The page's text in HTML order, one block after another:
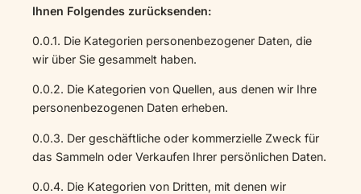
Ihnen Folgendes zurücksenden:
0.0.1. Die Kategorien personenbezogener Daten, die
wir über Sie gesammelt haben.
0.0.2. Die Kategorien von Quellen, aus denen wir Ihre
personenbezogenen Daten erheben.
0.0.3. Der geschäftliche oder kommerzielle Zweck für
das Sammeln oder Verkaufen Ihrer persönlichen Daten.
0.0.4. Die Kategorien von Dritten, mit denen wir